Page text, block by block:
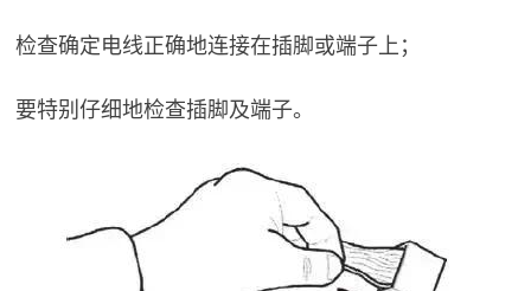
检查确定电线正确地连接在插脚或端子上；
要特别仔细地检查插脚及端子。